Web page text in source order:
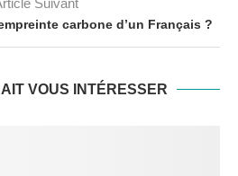
Suivant
carbone d’un Français ?
VOUS INTÉRESSER